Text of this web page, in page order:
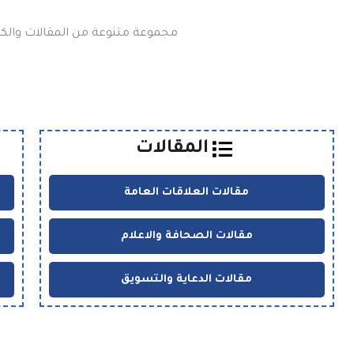
مجموعة متنوعة من المقالات
المقالات
مقالات العلاقات العامة
مقالات الصحافة والاعلام
مقالات الدعاية والتسويق